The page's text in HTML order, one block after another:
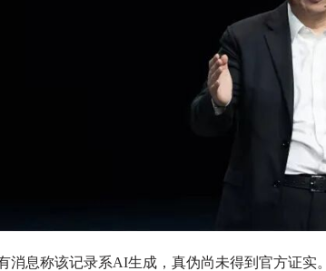
消息称该记录系AI生成，真伪尚未得到官方证实